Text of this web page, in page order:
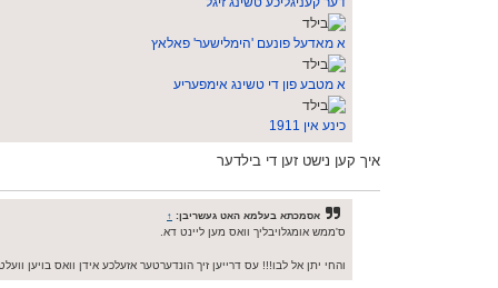
א מאדעל פונעם 'הימלישער' פאלאץ
א מטבע פון די טשינג אימפעריע
כינע אין 1911
איך קען נישט זען די בילדער
אסמכתא בעלמא האט געשריבן: ↑
ס'ממש אומגלויבליך וואס מען ליינט דא.
והחי יתן אל לבו!!! עס דרייען זיך הונדערטער אזעלכע אידן וואס בויען